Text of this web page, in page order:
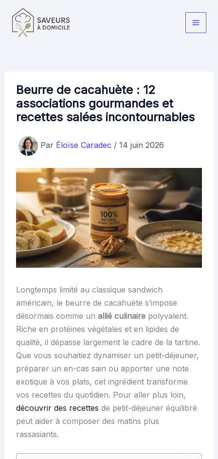
contenu
Main
Beurre de cacahuète : 12
associations gourmandes et
recettes salées incontournables
Par Éloïse Caradec / 14 juin 2026
Longtemps limité au classique sandwich
américain, le beurre de cacahuète s’impose
désormais comme un allié culinairepolyvalent.
Riche en protéines végétales et en lipides de
qualité, il dépasse largement le cadre de la tartine.
Que vous souhaitiez dynamiser un petit-déjeuner,
préparer un en-cas sain ou apporter une note
exotique à vos plats, cet ingrédient transforme
vos recettes du quotidien. Pour aller plus loin,
découvrir des recettes de petit-déjeuner équilibré
peut aider à composer des matins plus
rassasiants.